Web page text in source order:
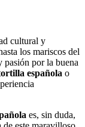
cultural y
los mariscos del
pasión por la buena
española o
es, sin duda,